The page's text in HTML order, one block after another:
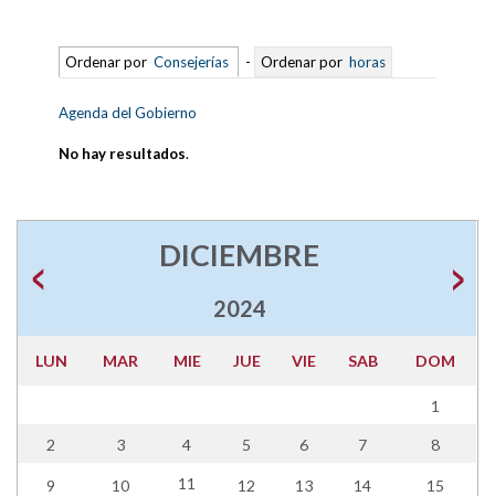
Ordenar por Consejerías - Ordenar por horas
Agenda del Gobierno
No hay resultados.
DICIEMBRE
2024
LUN MAR MIE JUE VIE SAB DOM
1
2 3 4 5 6 7 8
9 10 11 12 13 14 15